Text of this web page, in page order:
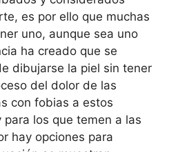
es por ello que muchas
uno, aunque sea uno
ha creado que se
dibujarse la piel sin tener
del dolor de las
con fobias a estos
los que temen a las
hay opciones para